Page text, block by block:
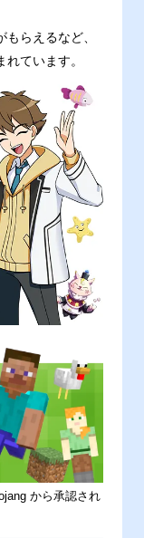
らえるなど、
ています。
から承認され